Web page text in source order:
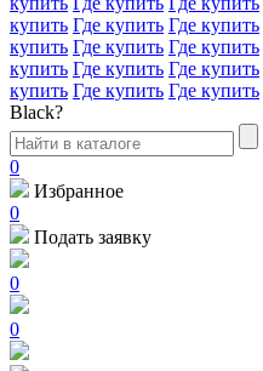
купить Где купить Где купить
купить Где купить Где купить
купить Где купить Где купить
купить Где купить Где купить
Black?
0
Избранное
0
Подать заявку
0
0